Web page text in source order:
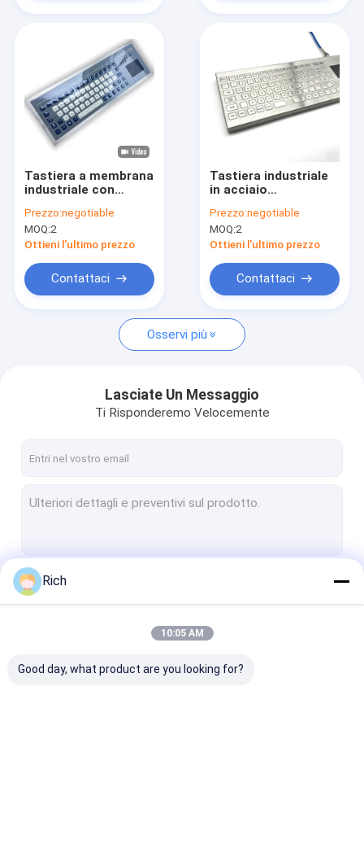
Prodotti
Video
Chi siamo
notizie
Tutti i casi
Richiedere un preventivo
Tastiera di acciaio inossidabile
Tastiera montata sul pannello
Tastiera industriale con touchpad
tastiera in silicone industriale
tastiera del metallo
Tastiera a membrana
industriale con
antivandalo,
superficie igienica
senza giunture e
OS
Prezzo:negotiable
MOQ:2
Ottieni l'ultimo prezzo
Contattaci
Tastiera industriale
in acciaio
touchpad a due tasti
Prezzo:negotiable
MOQ:2
Ottieni l'ultimo prezzo
Contattaci
Osservi più
Lasciate Un Messaggio
Ti Risponderemo Velocemente
Rich
10:05 AM
Good day, what product are you looking for?